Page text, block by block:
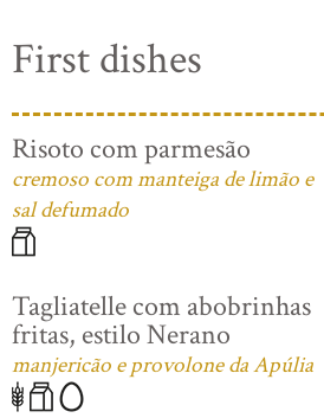
First dishes
Risoto com parmesão
cremoso com manteiga de limão e
sal defumado
Tagliatelle com abobrinhas
fritas, estilo Nerano
manjericão e provolone da Apúlia